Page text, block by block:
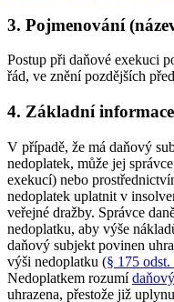
3. Pojmenování
Postup při daňové exekuci
řád, ve znění pozdějších
4. Základní
V případě, že má daňový
nedoplatek, může jej
exekucí) nebo
nedoplatek uplatnit v
veřejné dražby. Správce
nedoplatku, aby výše
daňový subjekt povinen
výši nedoplatku (§ 175
Nedoplatkem rozumí
uhrazena, přestože již